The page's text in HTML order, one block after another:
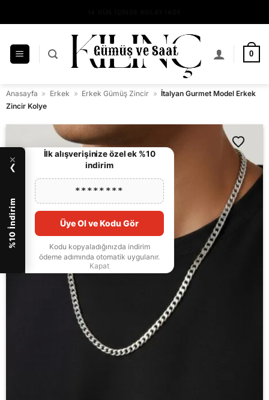
atla
0
Anasayfa » Erkek » Erkek Gümüş Zincir » İtalyan Gurmet Model Erkek
Zincir Kolye
×
❯
%10 İndirim
İlk alışverişinize özel ek %10
indirim
********
Üye Ol ve Kodu Gör
Kodu kopyaladığınızda indirim
ödeme adımında otomatik uygulanır.
Kapat